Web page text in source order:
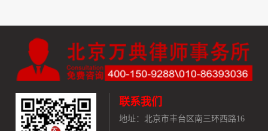
联系我们
地址： 北京市丰台区南三环西路16